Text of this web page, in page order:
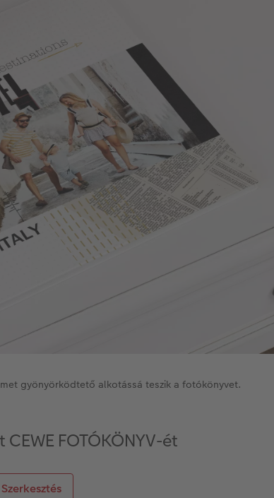
gyönyörködtető alkotássá teszik a fotókönyvet.
FOTÓKÖNYV-ét
Szerkesztés